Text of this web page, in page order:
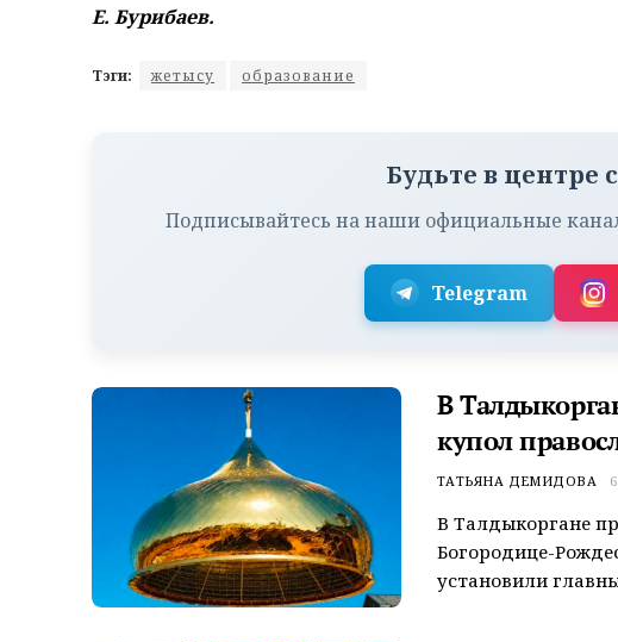
Е. Бурибаев.
Тэги: жетысу образование
Будьте в центре
Подписывайтесь на наши официальные
Telegram
В
купол
ТАТЬЯНА ДЕМИДОВА
В Талдыкоргане
Богородице-
установили